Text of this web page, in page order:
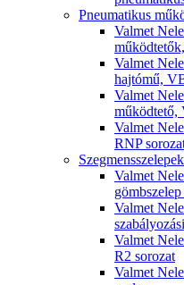
Pneumatikus
Valmet
Valmet
hajtómű,
Valmet
működtető,
Valmet
RNP
Szegmensszelepek
Valmet
Valmet
Valmet
R2 sorozat
Valmet